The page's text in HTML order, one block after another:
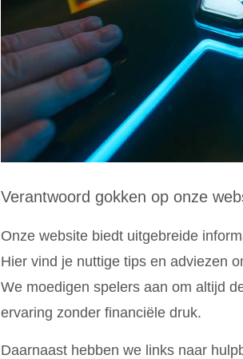
Verantwoord gokken op onze
Onze website biedt uitgebreide
Hier vind je nuttige tips en adviezen
We moedigen spelers aan om altijd
ervaring zonder financiële druk.
Daarnaast hebben we links naar